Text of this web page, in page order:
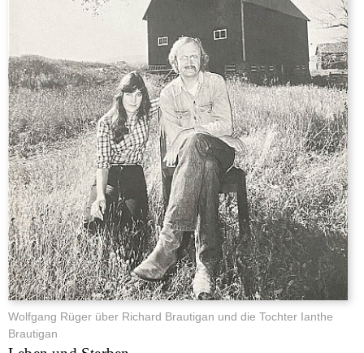
Wolfgang Rüger über Richard Brautigan und die Tochter Ianthe
Brautigan